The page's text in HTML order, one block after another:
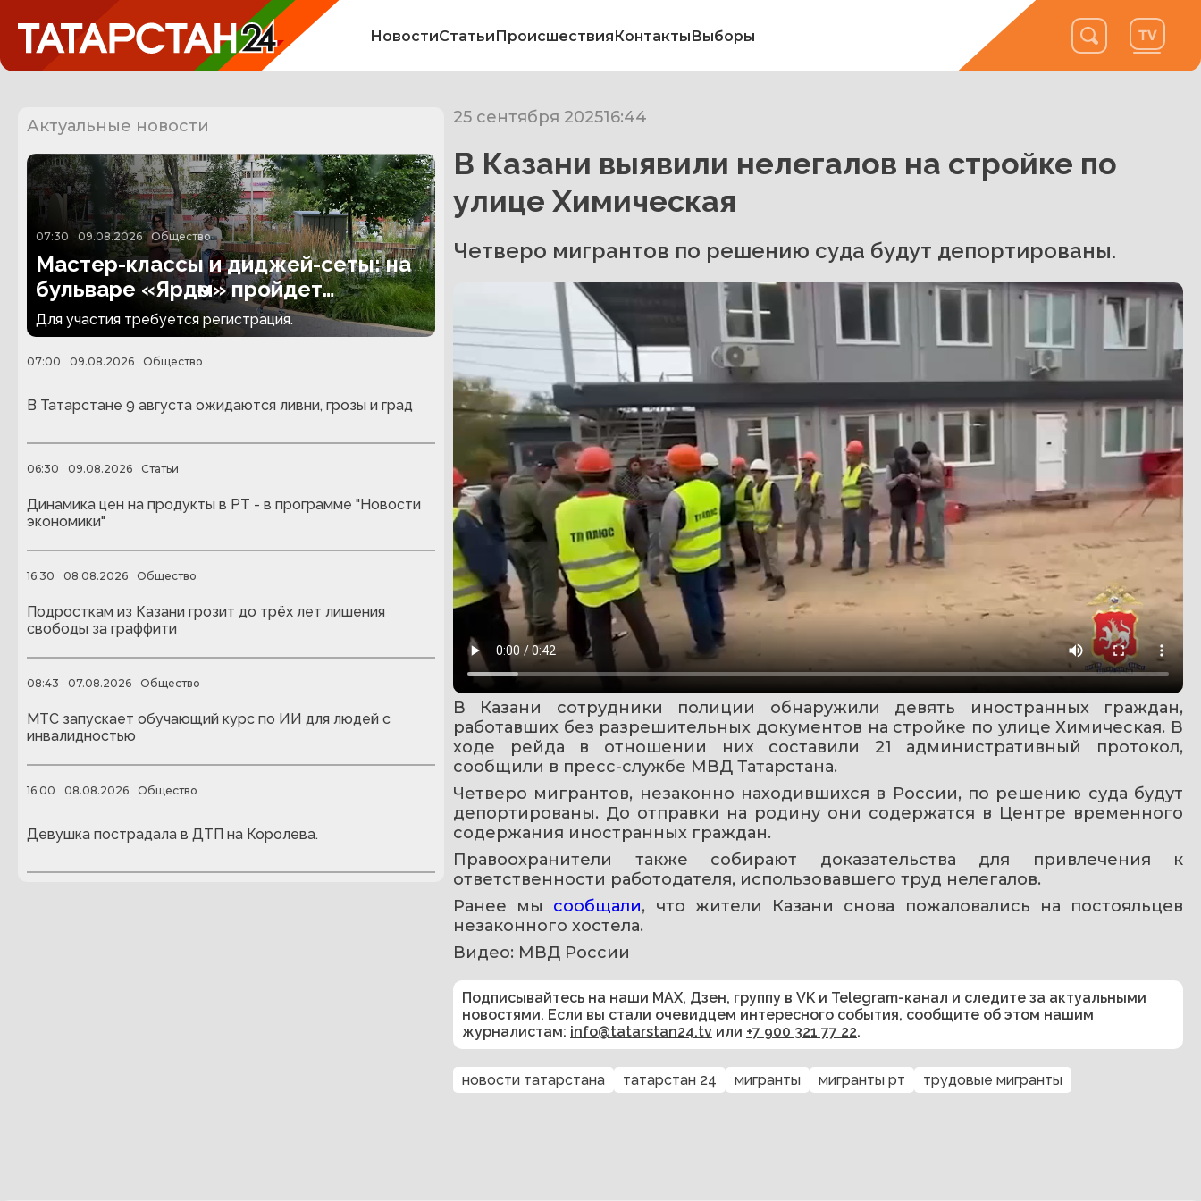
НовостиСтатьиПроисшествияКонтактыВыборы
Актуальные новости
07:30 09.08.2026 Общество
Мастер-классы и диджей-сеты: на
бульваре «Ярдәм» пройдет
инклюзивная дискотека
Для участия требуется регистрация.
07:00 09.08.2026 Общество
В Татарстане 9 августа ожидаются ливни, грозы и град
06:30 09.08.2026 Статьи
Динамика цен на продукты в РТ - в программе "Новости
экономики"
16:30 08.08.2026 Общество
Подросткам из Казани грозит до трёх лет лишения
свободы за граффити
08:43 07.08.2026 Общество
МТС запускает обучающий курс по ИИ для людей с
инвалидностью
16:00 08.08.2026 Общество
Девушка пострадала в ДТП на Королева.
25 сентября 202516:44
В Казани выявили нелегалов на стройке по
улице Химическая
Четверо мигрантов по решению суда будут депортированы.
В Казани сотрудники полиции обнаружили девять иностранных граждан,
работавших без разрешительных документов на стройке по улице Химическая. В
ходе рейда в отношении них составили 21 административный протокол,
сообщили в пресс-службе МВД Татарстана.
Четверо мигрантов, незаконно находившихся в России, по решению суда будут
депортированы. До отправки на родину они содержатся в Центре временного
содержания иностранных граждан.
Правоохранители также собирают доказательства для привлечения к
ответственности работодателя, использовавшего труд нелегалов.
Ранее мы сообщали, что жители Казани снова пожаловались на постояльцев
незаконного хостела.
Видео: МВД России
Подписывайтесь на наши MAX, Дзен, группу в VK и Telegram-канал и следите за актуальными
новостями. Если вы стали очевидцем интересного события, сообщите об этом нашим
журналистам: info@tatarstan24.tv или +7 900 321 77 22.
новости татарстана татарстан 24 мигранты мигранты рт трудовые мигранты